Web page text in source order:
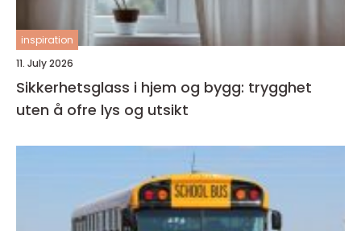
inspiration
11. July 2026
Sikkerhetsglass i hjem og bygg: trygghet
uten å ofre lys og utsikt